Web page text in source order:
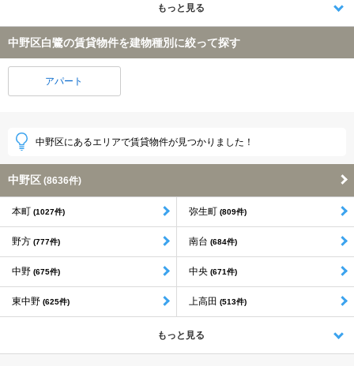
もっと見る
中野区白鷺の賃貸物件を建物種別に絞って探す
アパート
中野区にあるエリアで賃貸物件が見つかりました！
中野区 (8636件)
本町 (1027件) 弥生町 (809件)
野方 (777件) 南台 (684件)
中野 (675件) 中央 (671件)
東中野 (625件) 上高田 (513件)
もっと見る